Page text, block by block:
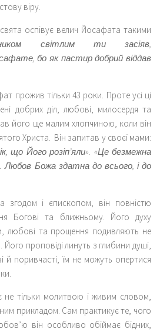
віру.
оспівує велич Йосафата такими
світлим ти засіяв,
бо як пастир добрий віддав
прожив тільки 43 роки. Проте усі ці
добрих діл, любові, милосердя та
його ще малим хлопчиною, коли він
Христа. Він запитав у своєї мами:
що Його розіп’яли». «Це безмежна
Божа здатна до всього, і до
згодом і єпископом, він повністю
Богові та ближньому. Його духу
любові та прощення подивляють не
Його проповіді линуть з глибини душі,
й поривчасті, їм не можуть опертися
тільки молитвою і живим словом,
прикладом. Сам практикує те, чого
він особливо обіймає бідних,